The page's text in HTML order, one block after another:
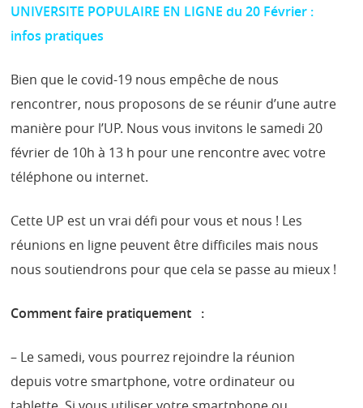
UNIVERSITE POPULAIRE EN LIGNE du 20 Février :
infos pratiques
Bien que le covid-19 nous empêche de nous
rencontrer, nous proposons de se réunir d’une autre
manière pour l’UP. Nous vous invitons le samedi 20
février de 10h à 13 h pour une rencontre avec votre
téléphone ou internet.
Cette UP est un vrai défi pour vous et nous ! Les
réunions en ligne peuvent être difficiles mais nous
nous soutiendrons pour que cela se passe au mieux !
Comment faire pratiquement :
– Le samedi, vous pourrez rejoindre la réunion
depuis votre smartphone, votre ordinateur ou